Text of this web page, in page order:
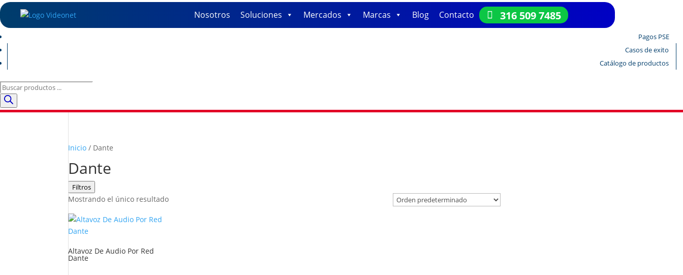
Nosotros Soluciones Mercados Marcas Blog Contacto 316 509 7485
Pagos PSE
Casos de exito
Catálogo de productos
Búsqueda
de
productos
Inicio / Dante
Dante
Filtros
Mostrando el único resultado
Altavoz De Audio Por Red
Dante